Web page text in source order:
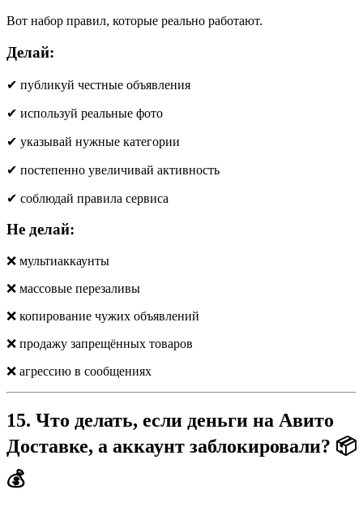
Вот набор правил, которые реально работают.
Делай:
✔ публикуй честные объявления
✔ используй реальные фото
✔ указывай нужные категории
✔ постепенно увеличивай активность
✔ соблюдай правила сервиса
Не делай:
❌ мультиаккаунты
❌ массовые перезаливы
❌ копирование чужих объявлений
❌ продажу запрещённых товаров
❌ агрессию в сообщениях
15. Что делать, если деньги на Авито
Доставке, а аккаунт заблокировали? 📦
💰